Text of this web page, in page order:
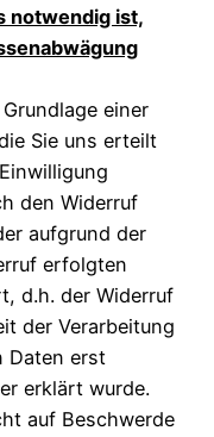
notwendig ist,
einer
Sie uns erteilt
den Widerruf
aufgrund der
erfolgten
d.h. der Widerruf
der Verarbeitung
Daten erst
erklärt wurde.
auf Beschwerde